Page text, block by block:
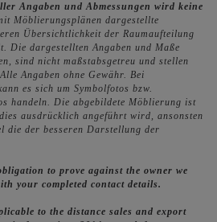
Angaben und Abmessungen wird keine
Möblierungsplänen dargestellte
Übersichtlichkeit der Raumaufteilung
Die dargestellten Angaben und Maße
sind nicht maßstabsgetreu und stellen
Angaben ohne Gewähr. Bei
es sich um Symbolfotos bzw.
handeln. Die abgebildete Möblierung ist
ausdrücklich angeführt wird, ansonsten
die der besseren Darstellung der
to prove against the owner we
your completed contact details.
to the distance sales and export